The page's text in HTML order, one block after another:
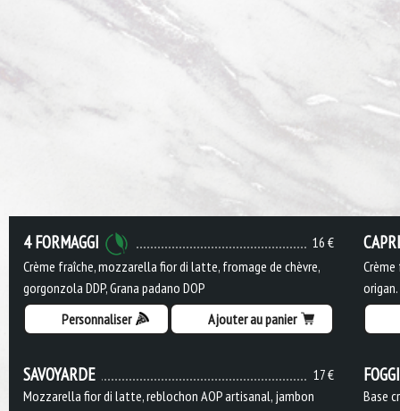
16 €
4 FORMAGGI
Crème fraîche, mozzarella fior di latte, fromage de chèvre,
gorgonzola DDP, Grana padano DOP
Personnaliser
Ajouter au panier
origan.
17 €
SAVOYARDE
Mozzarella fior di latte, reblochon AOP artisanal, jambon
Base